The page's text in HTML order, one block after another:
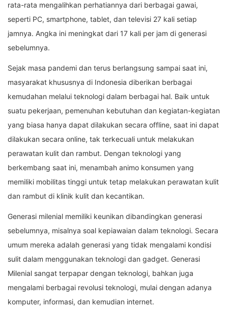
rata-rata mengalihkan perhatiannya dari berbagai gawai,
seperti PC, smartphone, tablet, dan televisi 27 kali setiap
jamnya. Angka ini meningkat dari 17 kali per jam di generasi
sebelumnya.
Sejak masa pandemi dan terus berlangsung sampai saat ini,
masyarakat khususnya di Indonesia diberikan berbagai
kemudahan melalui teknologi dalam berbagai hal. Baik untuk
suatu pekerjaan, pemenuhan kebutuhan dan kegiatan-kegiatan
yang biasa hanya dapat dilakukan secara offline, saat ini dapat
dilakukan secara online, tak terkecuali untuk melakukan
perawatan kulit dan rambut. Dengan teknologi yang
berkembang saat ini, menambah animo konsumen yang
memiliki mobilitas tinggi untuk tetap melakukan perawatan kulit
dan rambut di klinik kulit dan kecantikan.
Generasi milenial memiliki keunikan dibandingkan generasi
sebelumnya, misalnya soal kepiawaian dalam teknologi. Secara
umum mereka adalah generasi yang tidak mengalami kondisi
sulit dalam menggunakan teknologi dan gadget. Generasi
Milenial sangat terpapar dengan teknologi, bahkan juga
mengalami berbagai revolusi teknologi, mulai dengan adanya
komputer, informasi, dan kemudian internet.